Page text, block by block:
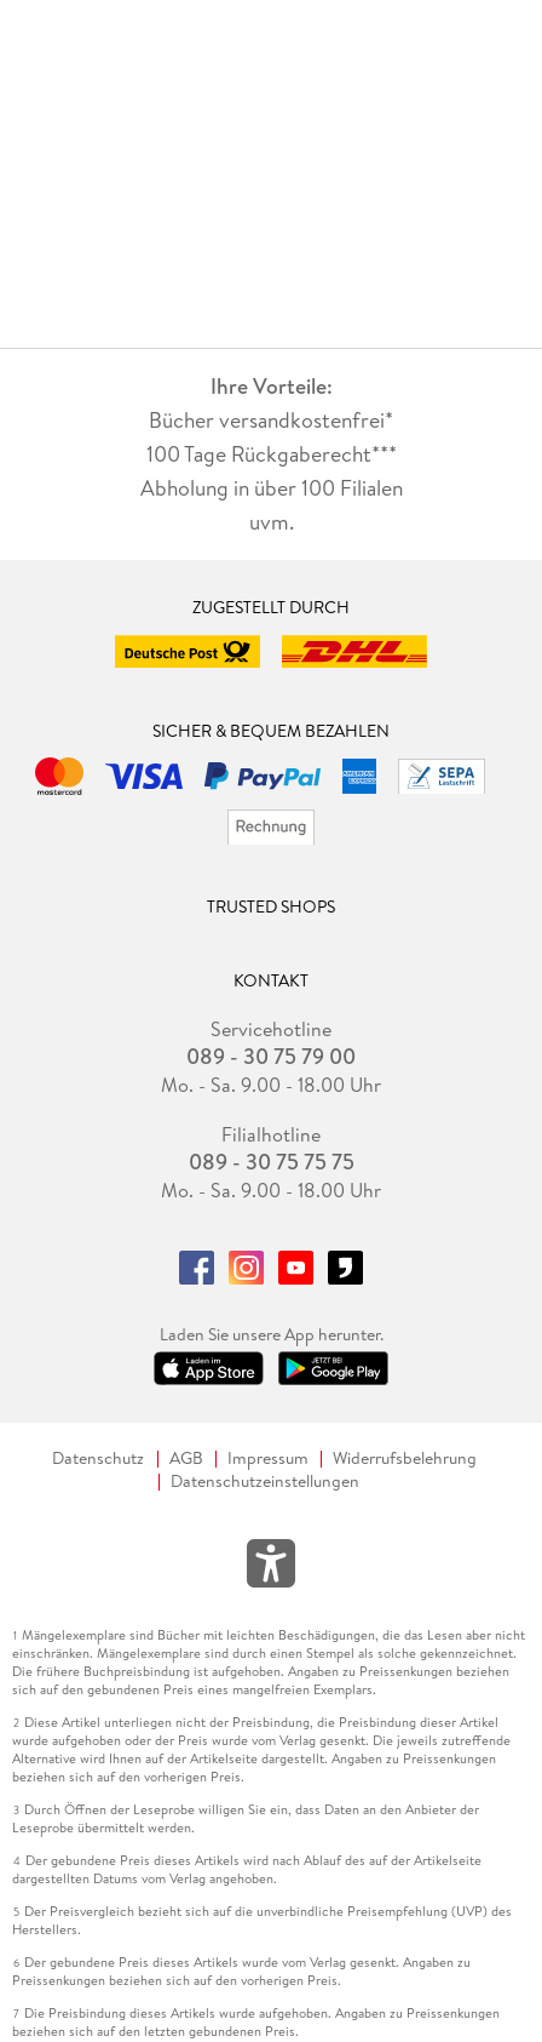
Ihre Vorteile:
Bücher versandkostenfrei*
100 Tage Rückgaberecht***
Abholung in über 100 Filialen
uvm.
ZUGESTELLT DURCH
SICHER & BEQUEM BEZAHLEN
TRUSTED SHOPS
KONTAKT
Servicehotline
089 - 30 75 79 00
Mo. - Sa. 9.00 - 18.00 Uhr
Filialhotline
089 - 30 75 75 75
Mo. - Sa. 9.00 - 18.00 Uhr
Laden Sie unsere App herunter.
Datenschutz AGB Impressum
Widerrufsbelehrung
Datenschutzeinstellungen
1 Mängelexemplare sind Bücher mit leichten Beschädigungen, die das Lesen aber nicht
einschränken. Mängelexemplare sind durch einen Stempel als solche gekennzeichnet.
Die frühere Buchpreisbindung ist aufgehoben. Angaben zu Preissenkungen beziehen
sich auf den gebundenen Preis eines mangelfreien Exemplars.
2 Diese Artikel unterliegen nicht der Preisbindung, die Preisbindung dieser Artikel
wurde aufgehoben oder der Preis wurde vom Verlag gesenkt. Die jeweils zutreffende
Alternative wird Ihnen auf der Artikelseite dargestellt. Angaben zu Preissenkungen
beziehen sich auf den vorherigen Preis.
3 Durch Öffnen der Leseprobe willigen Sie ein, dass Daten an den Anbieter der
Leseprobe übermittelt werden.
4 Der gebundene Preis dieses Artikels wird nach Ablauf des auf der Artikelseite
dargestellten Datums vom Verlag angehoben.
5 Der Preisvergleich bezieht sich auf die unverbindliche Preisempfehlung (UVP) des
Herstellers.
6 Der gebundene Preis dieses Artikels wurde vom Verlag gesenkt. Angaben zu
Preissenkungen beziehen sich auf den vorherigen Preis.
7 Die Preisbindung dieses Artikels wurde aufgehoben. Angaben zu Preissenkungen
beziehen sich auf den letzten gebundenen Preis.